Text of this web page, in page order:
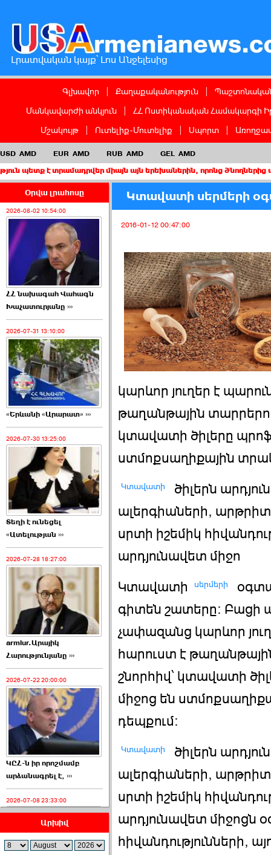
Լրատվական կայք՝ Լոս Անջելեսից
Գլխավոր Քաղաքականություն
Մանկավարժի անկյուն
ՀՀ Ոստիկանական Համակարգի
Մշակույթ
Ուտելիք-Մուտելիք Սպորտ
USD AMD EUR AMD RUB AMD GEL AMD
տրամադրվեր միայն այն երեխաներին, որոնց ծնողներից առնվազն
Օրվա լրահոսը
2026-08-02 10:54:00
ՀՀ նախագահ Վահագն
Խաչատուրյանը ›››
2026-07-31 13:10:00
«Երևանի «Արարատ» ›››
2026-07-30 13:25:00
Տեղի է ունեցել
«Ատելության ›››
2026-07-28 18:27:00
armlur.Արայիկ
Հարությունյանը ›››
2026-07-22 20:00:00
ԿԸՀ-ն իր որոշմամբ
արձանագրել է, ›››
2026-07-08 23:33:00
Արխիվ
Կտավատի սերմերի
2016-01-12 00:47:00
կարևոր յուղեր է
թաղանթային
կտավատի ծիլերը
ստմոքսաղիքային
Կտավատի
ծիլերն
ալերգիաների,
սրտի իշեմիկ
արդյունավետ միջո
Կտավատի
սերմերի
գիտեն շատերը: Բացի
չափազանց կարևոր
հարուստ է
շնորհիվ՝ կտավատի
միջոց են
դեպքում:
Կտավատի
ծիլերն
ալերգիաների,
սրտի իշեմիկ
արդյունավետ միջոցն
հիվանդությունների,